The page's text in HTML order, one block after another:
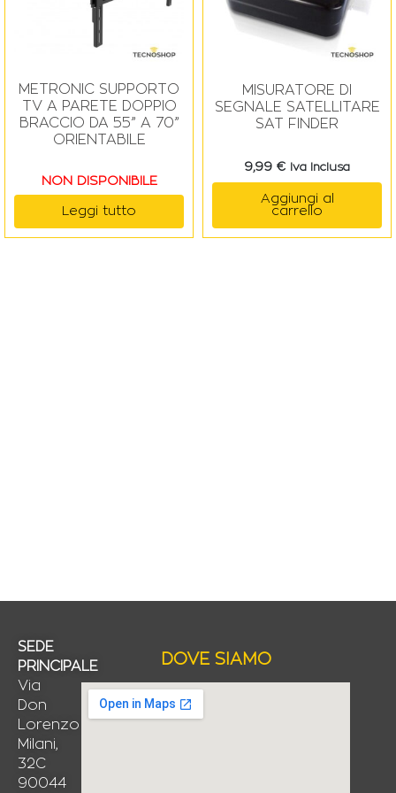
METRONIC SUPPORTO
TV A PARETE DOPPIO
BRACCIO DA 55” A 70”
ORIENTABILE
NON DISPONIBILE
Leggi tutto
MISURATORE DI
SEGNALE SATELLITARE
SAT FINDER
9,99 € Iva Inclusa
Aggiungi al
carrello
SEDE
PRINCIPALE
Via
Don
Lorenzo
Milani,
32C
90044
DOVE SIAMO